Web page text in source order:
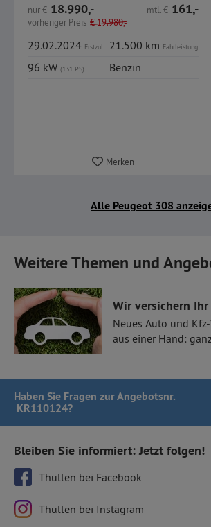
nur€ 18.990,-
vorheriger Preis €19.980,-
mtl.€ 161,-
29.02.2024 Erstzul. 21.500 km Fahrleistung
96 kW (131 PS) Benzin
Merken
Alle Peugeot 308
Weitere Themen und
Wir versichern
Neues Auto und
aus einer Hand:
Haben Sie Fragen zur Angebotsnr.
KR110124?
Bleiben Sie informiert: Jetzt folgen!
Thüllen bei Facebook
Thüllen bei Instagram